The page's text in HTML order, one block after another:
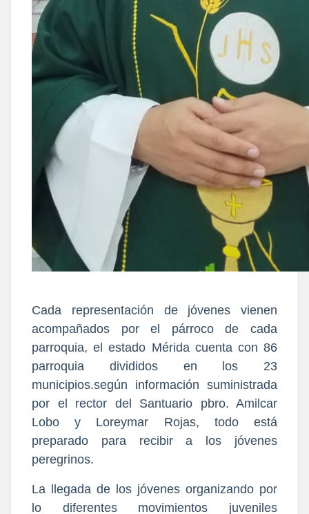
Cada representación de jóvenes vienen
acompañados por el párroco de cada
parroquia, el estado Mérida cuenta con 86
parroquia divididos en los 23
municipios.según información suministrada
por el rector del Santuario pbro. Amilcar
Lobo y Loreymar Rojas, todo está
preparado para recibir a los jóvenes
peregrinos.
La llegada de los jóvenes organizando por
lo diferentes movimientos juveniles